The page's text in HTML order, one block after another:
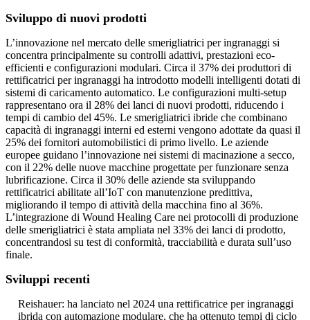
Sviluppo di nuovi prodotti
L’innovazione nel mercato delle smerigliatrici per ingranaggi si
concentra principalmente su controlli adattivi, prestazioni eco-
efficienti e configurazioni modulari. Circa il 37% dei produttori di
rettificatrici per ingranaggi ha introdotto modelli intelligenti dotati di
sistemi di caricamento automatico. Le configurazioni multi-setup
rappresentano ora il 28% dei lanci di nuovi prodotti, riducendo i
tempi di cambio del 45%. Le smerigliatrici ibride che combinano
capacità di ingranaggi interni ed esterni vengono adottate da quasi il
25% dei fornitori automobilistici di primo livello. Le aziende
europee guidano l’innovazione nei sistemi di macinazione a secco,
con il 22% delle nuove macchine progettate per funzionare senza
lubrificazione. Circa il 30% delle aziende sta sviluppando
rettificatrici abilitate all’IoT con manutenzione predittiva,
migliorando il tempo di attività della macchina fino al 36%.
L’integrazione di Wound Healing Care nei protocolli di produzione
delle smerigliatrici è stata ampliata nel 33% dei lanci di prodotto,
concentrandosi su test di conformità, tracciabilità e durata sull’uso
finale.
Sviluppi recenti
Reishauer: ha lanciato nel 2024 una rettificatrice per ingranaggi
ibrida con automazione modulare, che ha ottenuto tempi di ciclo